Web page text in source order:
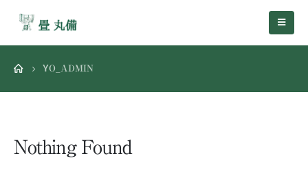
YO_ADMIN
Nothing Found